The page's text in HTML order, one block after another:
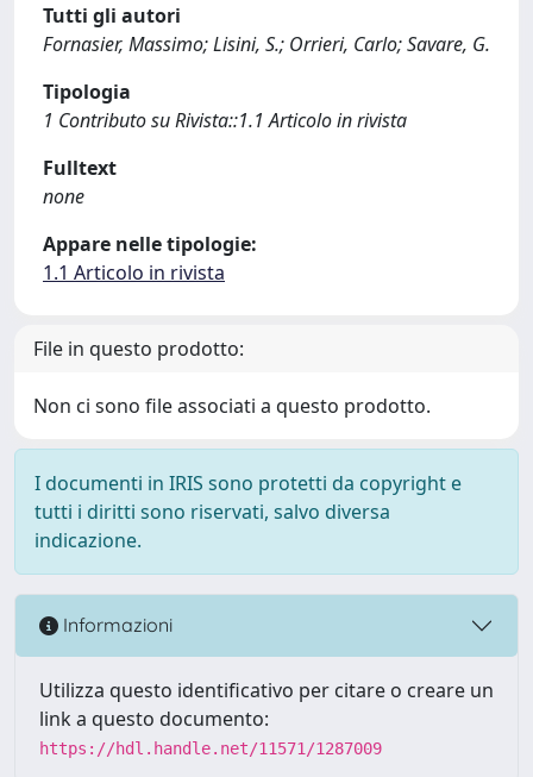
Tutti gli autori
Fornasier, Massimo; Lisini, S.; Orrieri, Carlo; Savare, G.
Tipologia
1 Contributo su Rivista::1.1 Articolo in rivista
Fulltext
none
Appare nelle tipologie:
1.1 Articolo in rivista
File in questo prodotto:
Non ci sono file associati a questo prodotto.
I documenti in IRIS sono protetti da copyright e
tutti i diritti sono riservati, salvo diversa
indicazione.
Informazioni
Utilizza questo identificativo per citare o creare un
link a questo documento:
https://hdl.handle.net/11571/1287009